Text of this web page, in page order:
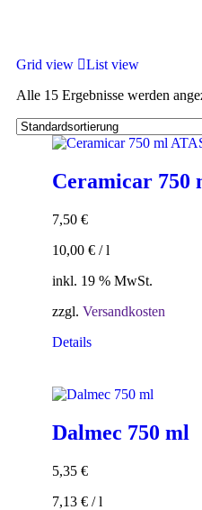
Grid view
List view
Alle 15 Ergebnisse werden
Ceramicar 750
7,50 €
10,00 € /l
inkl. 19 % MwSt.
zzgl. Versandkosten
Details
Dalmec 750 ml
5,35 €
7,13 € /l